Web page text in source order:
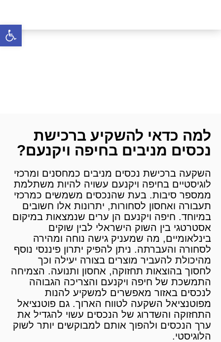
למה כדאי להשקיע ברכישת
נכסים מניבים בחיפה ויקנעם?
השקעה ברכישת נכסים מניבים כמחסנים ומרכזי
לוגיסטיים בחיפה ויקנעם עשויה להיות משתלמת
ממספר סיבות. בעת שהנכסים משמשים כמרכזי
תעבורה ואחסון לסחורות, יתרונות אלו חשובים
במיוחד. חיפה ויקנעם הן ערים שנמצאות במיקום
אסטרטגי בין השוק הישראלי לבין שוקים
בינלאומיים, מה שמעניק גישה נוחה ומהירה
לסחורה והעברתה. ניתן להפיק יתרון פיננסי נוסף
מהיכולת להעביר מוצרים בצורה יעילה וכך
לחסוך בהוצאות תחזוקה, אחסון ותנועה. הצמיחה
התמשכת של חיפה ויקנעם והצריכה הגבוהה
לנכסים באזור מאפשרים למשקיע להנות
מפוטנציאל השקעה לטווח הארוך. גם פוטנציאל
התחזוקה והשדרוג של הנכסים עשוי להגדיל את
ערך הנכסים ולהפוך אותם למבוקשים יותר לשוק
הלוגיסטי.
פתח